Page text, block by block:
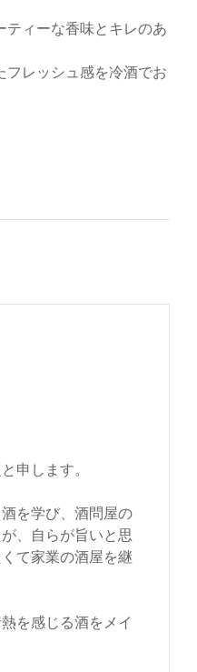
ティーな香味とキレのあ
フレッシュ感を冷酒でお
申します。
を学び、酒問屋の
、自らが旨いと思
て家業の酒屋を継
を感じる酒をメイ